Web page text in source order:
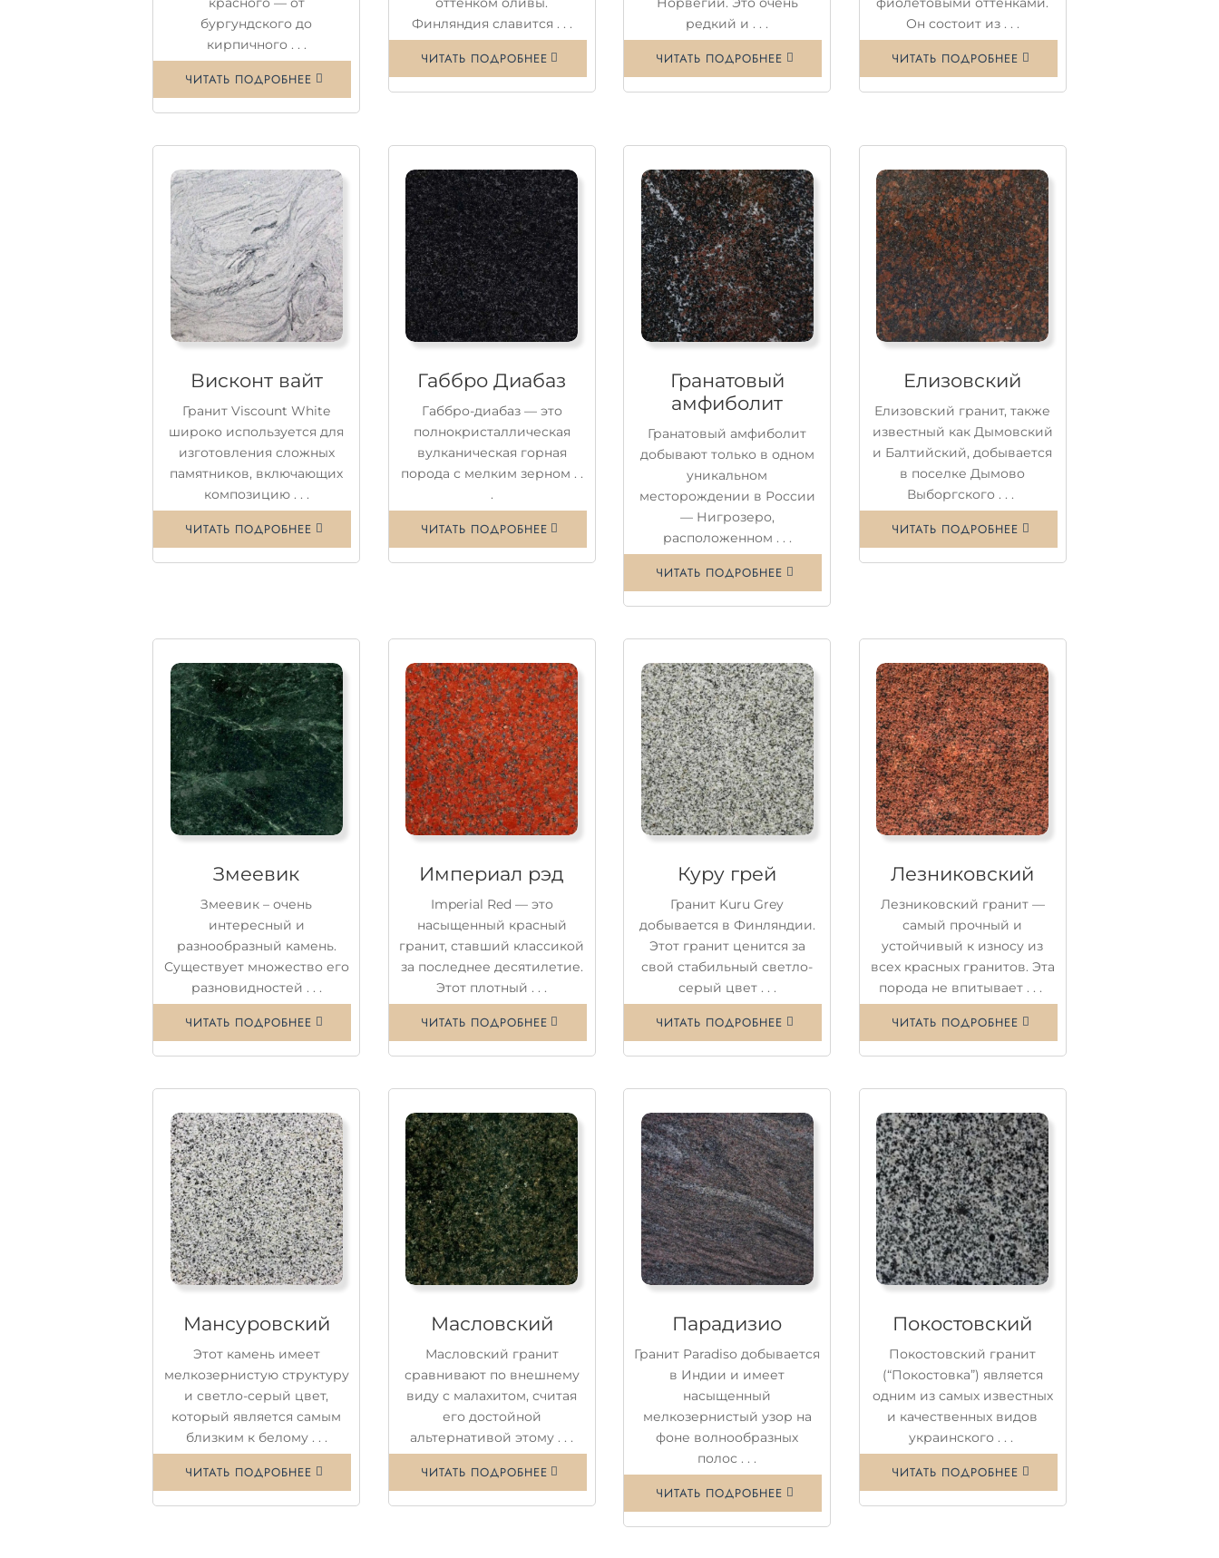
бургундского до
кирпичного . . .
ЧИТАТЬ ПОДРОБНЕЕ
Финляндия славится . . .
ЧИТАТЬ ПОДРОБНЕЕ
редкий и . . .
ЧИТАТЬ ПОДРОБНЕЕ
Он состоит из . . .
ЧИТАТЬ ПОДРОБНЕЕ
Висконт вайт
Гранит Viscount White
широко используется для
изготовления сложных
памятников, включающих
композицию . . .
ЧИТАТЬ ПОДРОБНЕЕ
Габбро Диабаз
Габбро-диабаз — это
полнокристаллическая
вулканическая горная
порода с мелким зерном . .
.
ЧИТАТЬ ПОДРОБНЕЕ
Гранатовый
амфиболит
Гранатовый амфиболит
добывают только в одном
уникальном
месторождении в России
— Нигрозеро,
расположенном . . .
ЧИТАТЬ ПОДРОБНЕЕ
Елизовский
Елизовский гранит, также
известный как Дымовский
и Балтийский, добывается
в поселке Дымово
Выборгского . . .
ЧИТАТЬ ПОДРОБНЕЕ
Змеевик
Змеевик – очень
интересный и
разнообразный камень.
Существует множество его
разновидностей . . .
ЧИТАТЬ ПОДРОБНЕЕ
Империал рэд
Imperial Red — это
насыщенный красный
гранит, ставший классикой
за последнее десятилетие.
Этот плотный . . .
ЧИТАТЬ ПОДРОБНЕЕ
Куру грей
Гранит Kuru Grey
добывается в Финляндии.
Этот гранит ценится за
свой стабильный светло-
серый цвет . . .
ЧИТАТЬ ПОДРОБНЕЕ
Лезниковский
Лезниковский гранит —
самый прочный и
устойчивый к износу из
всех красных гранитов. Эта
порода не впитывает . . .
ЧИТАТЬ ПОДРОБНЕЕ
Мансуровский
Этот камень имеет
мелкозернистую структуру
и светло-серый цвет,
который является самым
близким к белому . . .
ЧИТАТЬ ПОДРОБНЕЕ
Масловский
Масловский гранит
сравнивают по внешнему
виду с малахитом, считая
его достойной
альтернативой этому . . .
ЧИТАТЬ ПОДРОБНЕЕ
Парадизио
Гранит Paradiso добывается
в Индии и имеет
насыщенный
мелкозернистый узор на
фоне волнообразных
полос . . .
ЧИТАТЬ ПОДРОБНЕЕ
Покостовский
Покостовский гранит
(“Покостовка”) является
одним из самых известных
и качественных видов
украинского . . .
ЧИТАТЬ ПОДРОБНЕЕ